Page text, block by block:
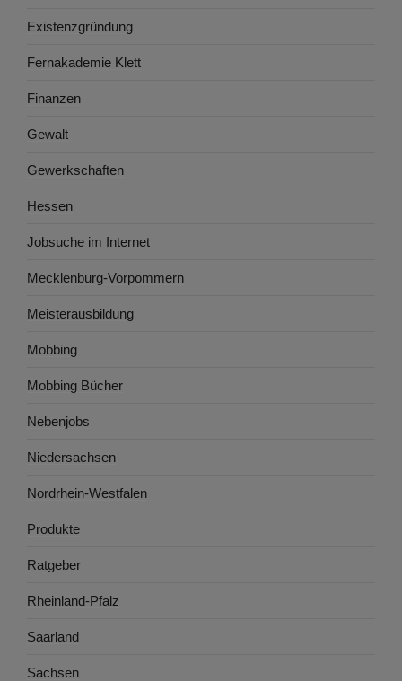
Existenzgründung
Fernakademie Klett
Finanzen
Gewalt
Gewerkschaften
Hessen
Jobsuche im Internet
Mecklenburg-Vorpommern
Meisterausbildung
Mobbing
Mobbing Bücher
Nebenjobs
Niedersachsen
Nordrhein-Westfalen
Produkte
Ratgeber
Rheinland-Pfalz
Saarland
Sachsen